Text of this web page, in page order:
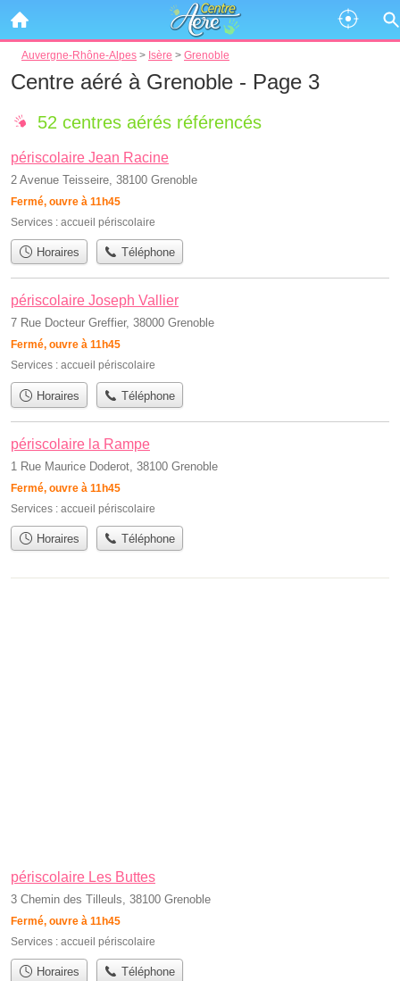
Auvergne-Rhône-Alpes > Isère > Grenoble
Centre aéré à Grenoble - Page 3
52 centres aérés référencés
périscolaire Jean Racine
2 Avenue Teisseire, 38100 Grenoble
Fermé, ouvre à 11h45
Services : accueil périscolaire
Horaires Téléphone
périscolaire Joseph Vallier
7 Rue Docteur Greffier, 38000 Grenoble
Fermé, ouvre à 11h45
Services : accueil périscolaire
Horaires Téléphone
périscolaire la Rampe
1 Rue Maurice Doderot, 38100 Grenoble
Fermé, ouvre à 11h45
Services : accueil périscolaire
Horaires Téléphone
périscolaire Les Buttes
3 Chemin des Tilleuls, 38100 Grenoble
Fermé, ouvre à 11h45
Services : accueil périscolaire
Horaires Téléphone